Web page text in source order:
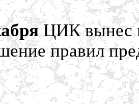
ЦИК вынес
правил